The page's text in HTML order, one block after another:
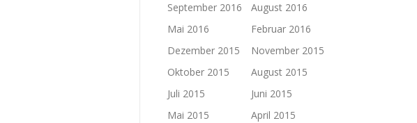
September 2016
August 2016
Mai 2016
Februar 2016
Dezember 2015
November 2015
Oktober 2015
August 2015
Juli 2015
Juni 2015
Mai 2015
April 2015